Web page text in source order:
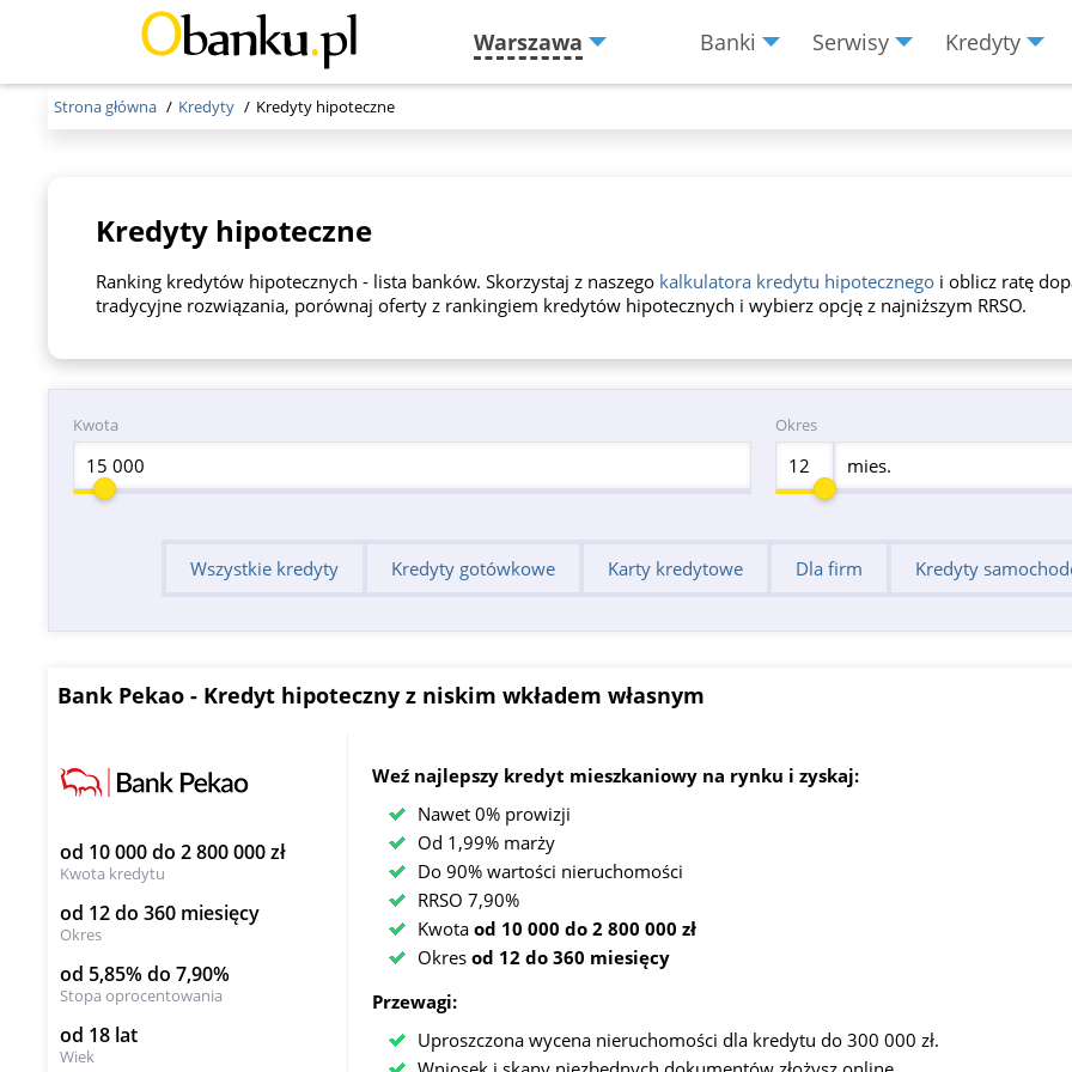
Warszawa Banki Serwisy Kredyty
Menu
Strona główna Kredyty Kredyty hipoteczne
Kredyty hipoteczne
Ranking kredytów hipotecznych - lista banków. Skorzystaj z naszego kalkulatora kredytu hipotecznego i oblicz ratę
tradycyjne rozwiązania, porównaj oferty z rankingiem kredytów hipotecznych i wybierz opcję z najniższym RRSO.
Kwota Okres
mies.
Wszystkie kredyty Kredyty gotówkowe Karty kredytowe Dla firm Kredyty
Bank Pekao - Kredyt hipoteczny z niskim wkładem własnym
od 10 000 do 2 800 000 zł
Kwota kredytu
od 12 do 360 miesięcy
Okres
od 5,85% do 7,90%
Stopa oprocentowania
od 18 lat
Wiek
Weź najlepszy kredyt mieszkaniowy na rynku i zyskaj:
Nawet 0% prowizji
Od 1,99% marży
Do 90% wartości nieruchomości
RRSO 7,90%
Kwota od 10 000 do 2 800 000 zł
Okres od 12 do 360 miesięcy
Przewagi:
Uproszczona wycena nieruchomości dla kredytu do 300 000 zł.